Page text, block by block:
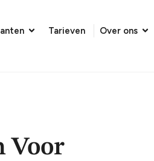
Tarieven Over ons
Voor